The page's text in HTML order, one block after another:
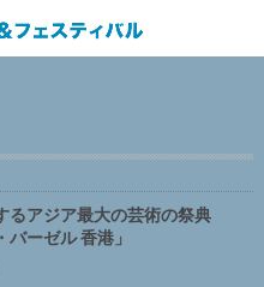
るアジア最大の芸術の祭典
バーゼル 香港」